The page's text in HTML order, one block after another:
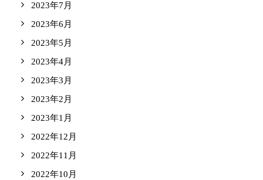
2023年7月
2023年6月
2023年5月
2023年4月
2023年3月
2023年2月
2023年1月
2022年12月
2022年11月
2022年10月